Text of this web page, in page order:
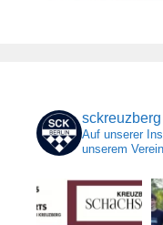
sckreuzberg
Auf unserer
unserem